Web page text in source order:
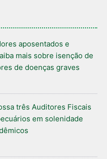
aposentados e
mais sobre isenção de
de doenças graves
três Auditores Fiscais
em solenidade